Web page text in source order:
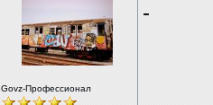
Govz-Профессионал
-